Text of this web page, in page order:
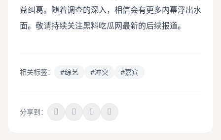
益纠葛。随着调查的深入，相信会有更多内幕浮出水
面。敬请持续关注黑料吃瓜网最新的后续报道。
相关标签： #综艺 #冲突 #嘉宾
分享到：